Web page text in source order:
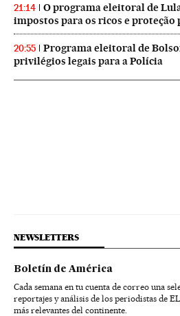
21:14
O programa eleitoral de
impostos para os ricos e proteção
20:55
Programa eleitoral de
privilégios legais para a Polícia
NEWSLETTERS
Boletín de América
Cada semana en tu cuenta de correo una
reportajes y análisis de los periodistas de
más relevantes del continente.